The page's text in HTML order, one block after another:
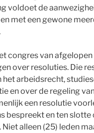
voldoet de
met een gewone
congres van
over resoluties. Die
arbeidsrecht,
en over de regeling
een resolutie
bespreekt en ten
Niet alleen (25) leden